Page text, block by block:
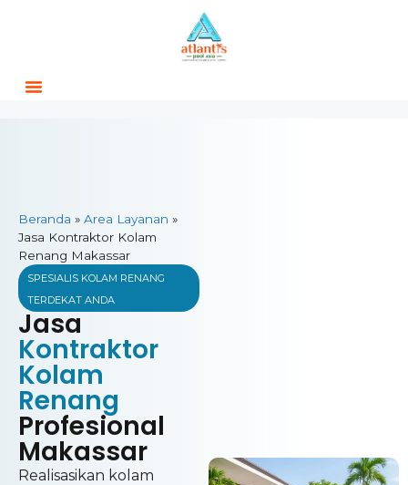
Beranda » Area Layanan »
Jasa Kontraktor Kolam
Renang Makassar
SPESIALIS KOLAM RENANG
TERDEKAT ANDA
Jasa
Kontraktor
Kolam
Renang
Profesional
Makassar
Realisasikan kolam